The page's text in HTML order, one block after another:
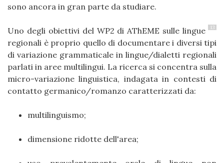
sono ancora in gran parte da studiare.
13
Uno degli obiettivi del WP2 di AThEME sulle lingue
regionali è proprio quello di documentare i diversi tipi
di variazione grammaticale in lingue/dialetti regionali
parlati in aree multilingui. La ricerca si concentra sulla
micro-variazione linguistica, indagata in contesti di
contatto germanico/romanzo caratterizzati da:
multilinguismo;
dimensione ridotte dell'area;